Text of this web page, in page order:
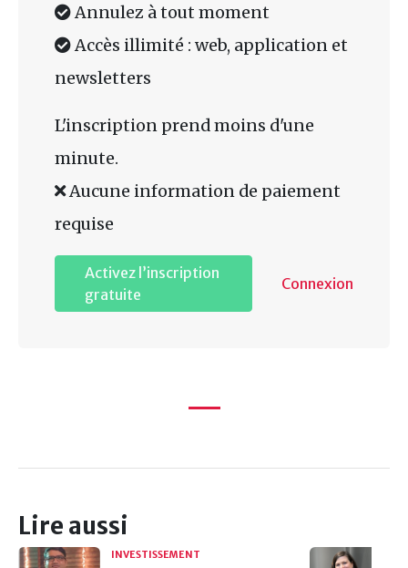
Annulez à tout moment
Accès illimité : web, application et
newsletters
L'inscription prend moins d'une
minute.
Aucune information de paiement
requise
Activez l’inscription
gratuite
Connexion
Lire aussi
INVESTISSEMENT